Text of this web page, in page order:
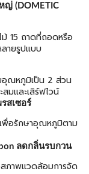
ญ่ (DOMETIC
15 ถาดที่ถอดหรือ
ลายรูปแบบ
อุณหภูมิเป็น 2 ส่วน
มและเสิร์ฟไวน์
สเซอร์
พื่อรักษาอุณหภูมิตาม
ลดกลิ่นรบกวน
สภาพแวดล้อมการจัด